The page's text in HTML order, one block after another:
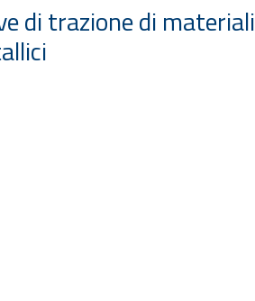
di trazione di materiali